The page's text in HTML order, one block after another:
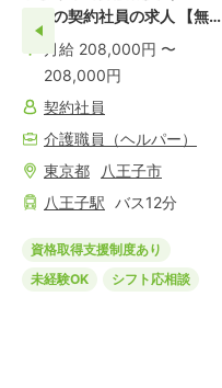
ー）の契約社員の求人 【無料
資格取得】
月給 208,000円 〜
208,000円
契約社員
介護職員（ヘルパー）
東京都
八王子市
八王子駅 バス12分
資格取得支援制度あり
未経験OK
シフト応相談